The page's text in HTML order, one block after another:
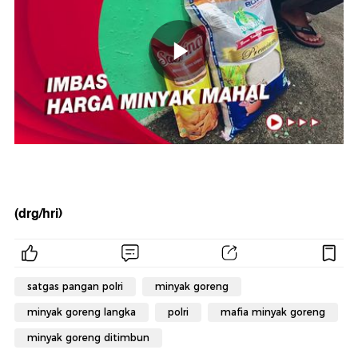
(drg/hri)
satgas pangan polri minyak goreng
minyak goreng langka polri mafia minyak goreng
minyak goreng ditimbun